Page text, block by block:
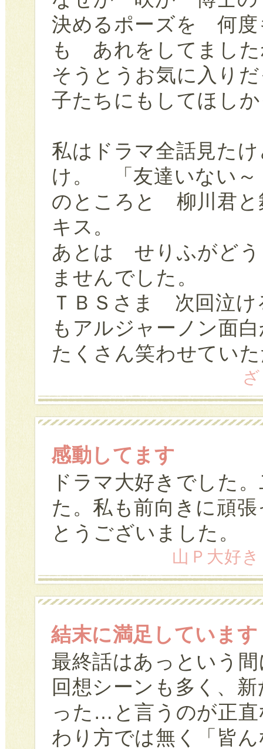
決めるポーズを 何度
も あれをしてました
そうとうお気に入り
子たちにもしてほし
私はドラマ全話見た
け。 「友達いない
のところと 柳川君
キス。
あとは せりふがどう
ませんでした。
ＴＢＳさま 次回泣
もアルジャーノン面
たくさん笑わせてい
感動してます
ドラマ大好きでした
た。私も前向きに頑
とうございました。
山Ｐ大好
結末に満足しています
最終話はあっという
回想シーンも多く、
った…と言うのが正
わり方では無く「皆